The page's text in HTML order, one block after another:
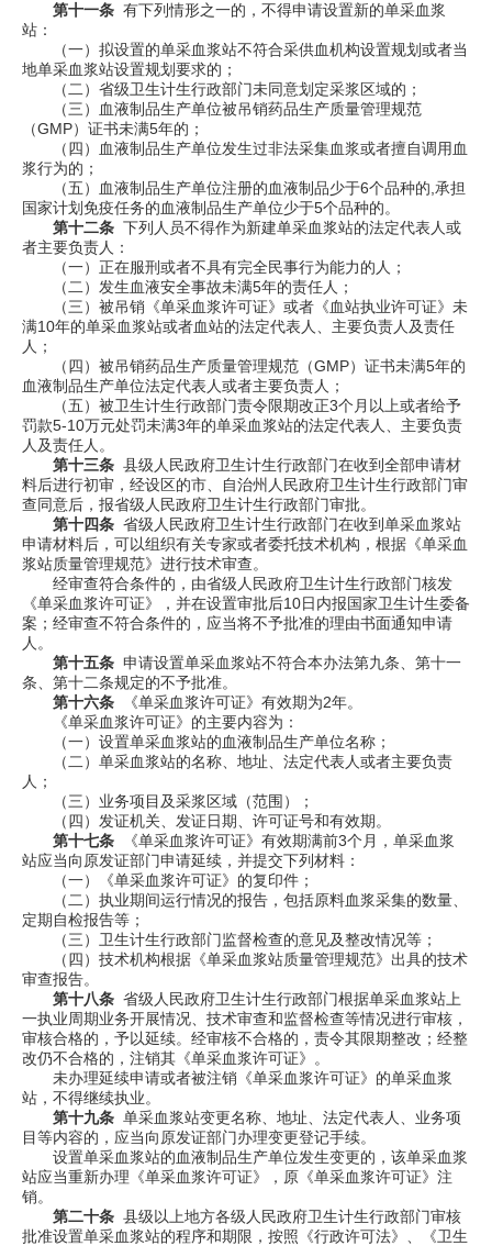
第十一条 有下列情形之一的，不得申请设置新的单采血浆
站：
（一）拟设置的单采血浆站不符合采供血机构设置规划或者当
地单采血浆站设置规划要求的；
（二）省级卫生计生行政部门未同意划定采浆区域的；
（三）血液制品生产单位被吊销药品生产质量管理规范
（GMP）证书未满5年的；
（四）血液制品生产单位发生过非法采集血浆或者擅自调用血
浆行为的；
（五）血液制品生产单位注册的血液制品少于6个品种的 承担
国家计划免疫任务的血液制品生产单位少于5个品种的。
第十二条 下列人员不得作为新建单采血浆站的法定代表人或
者主要负责人：
（一）正在服刑或者不具有完全民事行为能力的人；
（二）发生血液安全事故未满5年的责任人；
（三）被吊销《单采血浆许可证》或者《血站执业许可证》未
满10年的单采血浆站或者血站的法定代表人、主要负责人及责任
人；
（四）被吊销药品生产质量管理规范（GMP）证书未满5年的
血液制品生产单位法定代表人或者主要负责人；
（五）被卫生计生行政部门责令限期改正3个月以上或者给予
罚款5-10万元处罚未满3年的单采血浆站的法定代表人、主要负责
人及责任人。
第十三条 县级人民政府卫生计生行政部门在收到全部申请材
料后进行初审，经设区的市、自治州人民政府卫生计生行政部门审
查同意后，报省级人民政府卫生计生行政部门审批。
第十四条 省级人民政府卫生计生行政部门在收到单采血浆站
申请材料后，可以组织有关专家或者委托技术机构，根据《单采血
浆站质量管理规范》进行技术审查。
经审查符合条件的，由省级人民政府卫生计生行政部门核发
《单采血浆许可证》，并在设置审批后10日内报国家卫生计生委备
案；经审查不符合条件的，应当将不予批准的理由书面通知申请
人。
第十五条 申请设置单采血浆站不符合本办法第九条、第十一
条、第十二条规定的不予批准。
第十六条
《单采血浆许可证》有效期为2年。
《单采血浆许可证》的主要内容为：
（一）设置单采血浆站的血液制品生产单位名称；
（二）单采血浆站的名称、地址、法定代表人或者主要负责
人；
（三）业务项目及采浆区域（范围）；
（四）发证机关、发证日期、许可证号和有效期。
第十七条
《单采血浆许可证》有效期满前3个月，单采血浆
站应当向原发证部门申请延续，并提交下列材料：
（一）《单采血浆许可证》的复印件；
（二）执业期间运行情况的报告，包括原料血浆采集的数量、
定期自检报告等；
（三）卫生计生行政部门监督检查的意见及整改情况等；
（四）技术机构根据《单采血浆站质量管理规范》出具的技术
审查报告。
第十八条 省级人民政府卫生计生行政部门根据单采血浆站上
一执业周期业务开展情况、技术审查和监督检查等情况进行审核，
审核合格的，予以延续。经审核不合格的，责令其限期整改；经整
改仍不合格的，注销其《单采血浆许可证》。
未办理延续申请或者被注销《单采血浆许可证》的单采血浆
站，不得继续执业。
第十九条 单采血浆站变更名称、地址、法定代表人、业务项
目等内容的，应当向原发证部门办理变更登记手续。
设置单采血浆站的血液制品生产单位发生变更的，该单采血浆
站应当重新办理《单采血浆许可证》，原《单采血浆许可证》注
销。
第二十条 县级以上地方各级人民政府卫生计生行政部门审核
批准设置单采血浆站的程序和期限，按照《行政许可法》、《卫生